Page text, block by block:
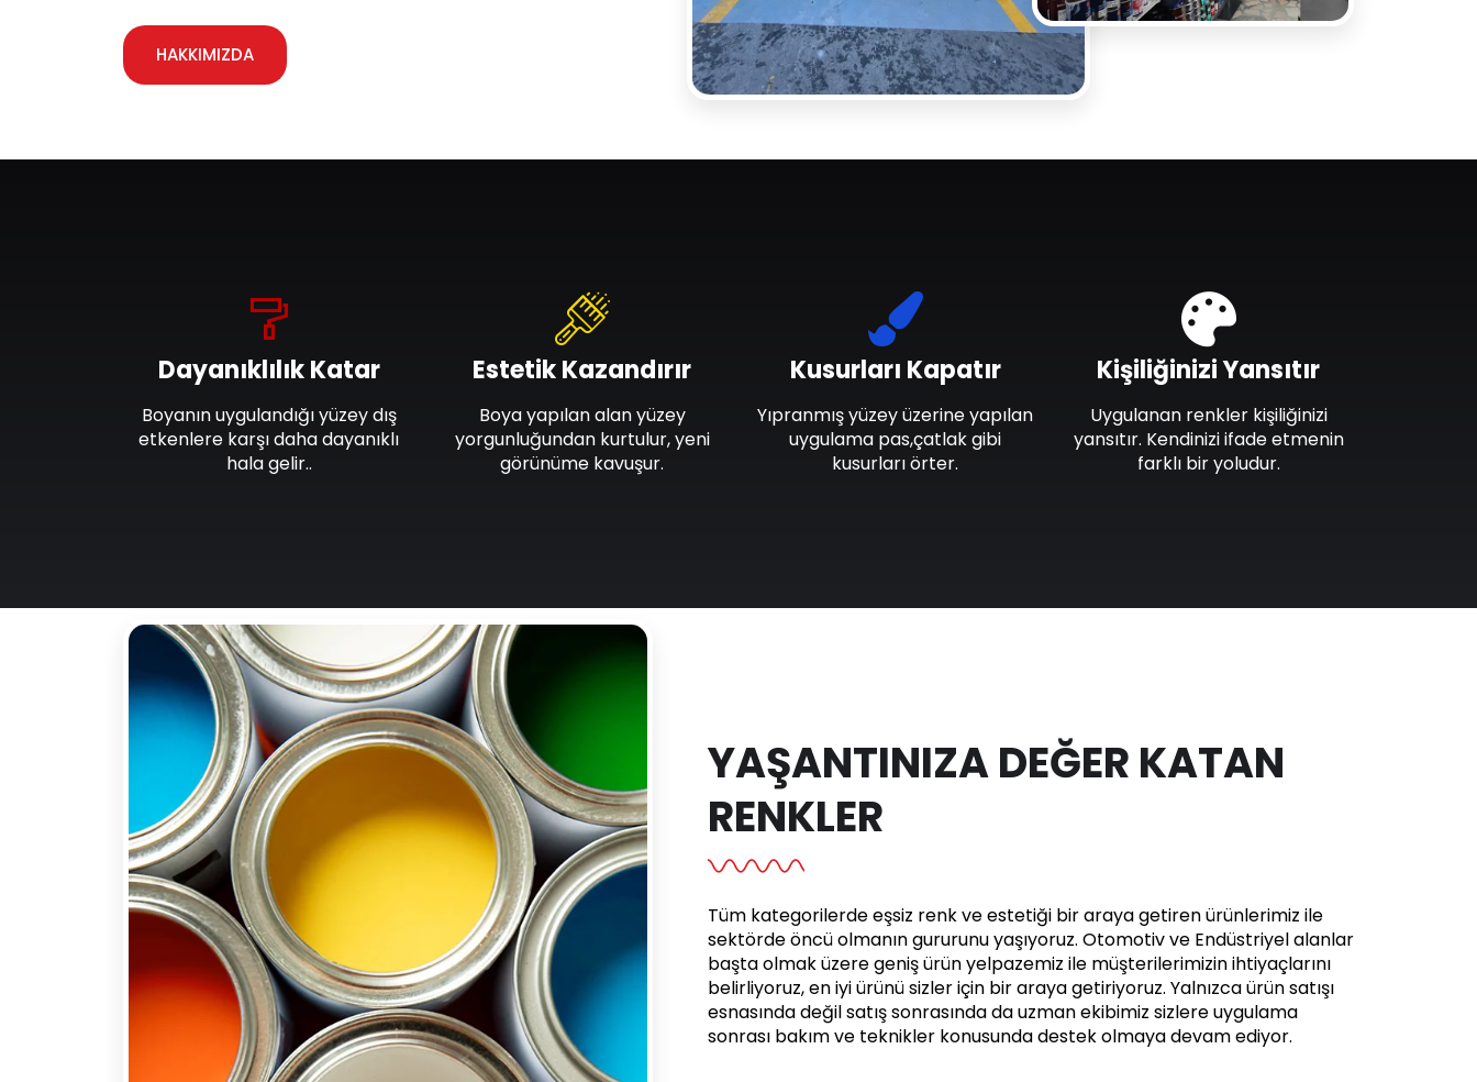
HAKKIMIZDA
Dayanıklılık Katar
Boyanın uygulandığı yüzey dış
etkenlere karşı daha dayanıklı
hala gelir..
Estetik Kazandırır
Boya yapılan alan yüzey
yorgunluğundan kurtulur, yeni
görünüme kavuşur.
Kusurları Kapatır
Yıpranmış yüzey üzerine yapılan
uygulama pas,çatlak gibi
kusurları örter.
Kişiliğinizi Yansıtır
Uygulanan renkler kişiliğinizi
yansıtır. Kendinizi ifade etmenin
farklı bir yoludur.
YAŞANTINIZA DEĞER KATAN
RENKLER
Tüm kategorilerde eşsiz renk ve estetiği bir araya getiren ürünlerimiz ile
sektörde öncü olmanın gururunu yaşıyoruz. Otomotiv ve Endüstriyel alanlar
başta olmak üzere geniş ürün yelpazemiz ile müşterilerimizin ihtiyaçlarını
belirliyoruz, en iyi ürünü sizler için bir araya getiriyoruz. Yalnızca ürün satışı
esnasında değil satış sonrasında da uzman ekibimiz sizlere uygulama
sonrası bakım ve teknikler konusunda destek olmaya devam ediyor.